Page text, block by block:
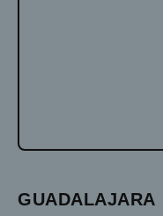
GUADALAJARA